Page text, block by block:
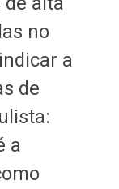
no
a
de
a